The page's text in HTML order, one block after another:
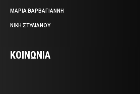
ΜΑΡΙΑ ΒΑΡΒΑΓΙΑΝΝΗ
ΝΙΚΗ ΣΤΥΛΙΑΝΟΥ
ΚΟΙΝΩΝΙΑ